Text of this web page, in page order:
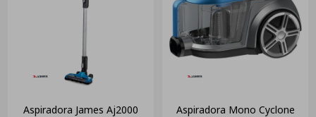
Aspiradora James Aj2000
Aspiradora Mono Cyclone